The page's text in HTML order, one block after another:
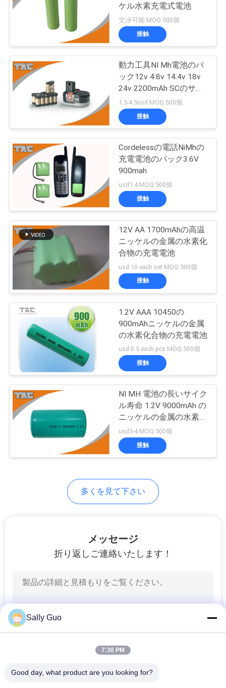
品
管
理
達
に
連
し
な
さ
ニ
場
合
引
い
図
ケル水素充電式電池
交渉可能 MOQ:500個
接触
動力工具NI Mh電池のパ
ック12v 4.8v 14.4v 18v
24v 2200mAh SCのサイ
ズ
1.5-4.5usd MOQ:500個
接触
Cordelessの電話NiMhの
充電電池のパック3.6V
900mah
usd1.4 MOQ:500個
接触
12V AA 1700mAhの高温
ニッケルの金属の水素化
合物の充電電池
usd 10 each set MOQ:500個
接触
1.2V AAA 10450の
900mAhニッケルの金属
の水素化合物の充電電池
usd 0.5 each pcs MOQ:500個
接触
NI MH 電池の長いサイク
ル寿命 1.2V 9000mAh の
ニッケルの金属の水素化
合物の充電電池
usd3-4 MOQ:500個
接触
多くを見て下さい
メッセージ
折り返しご連絡いたします！
Sally Guo
7:30 PM
Good day, what product are you looking for?